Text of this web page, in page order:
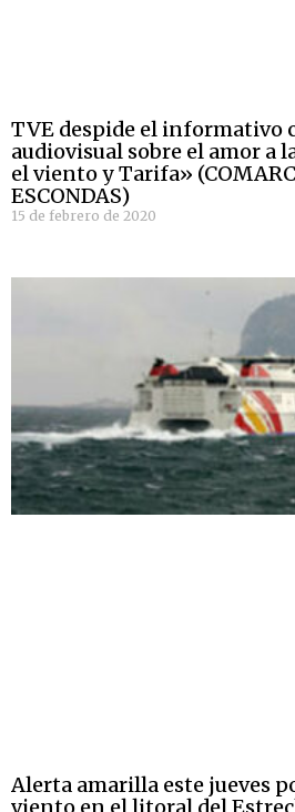
TVE despide el informativo
audiovisual sobre el amor a
el viento y Tarifa»
ESCONDAS)
15 de febrero de 2020
Alerta amarilla este jueves
viento en el litoral del